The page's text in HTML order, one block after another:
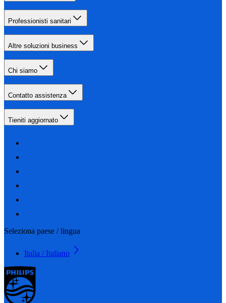
Professionisti sanitari
Altre soluzioni business
Chi siamo
Contatto assistenza
Tieniti aggiornato
Seleziona paese / lingua
Italia / Italiano